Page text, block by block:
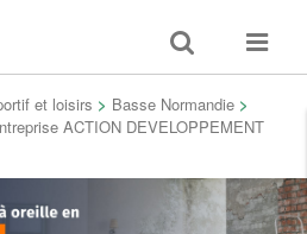
Toggle
search
Toggle
et loisirs > Basse Normandie >
ACTION DEVELOPPEMENT